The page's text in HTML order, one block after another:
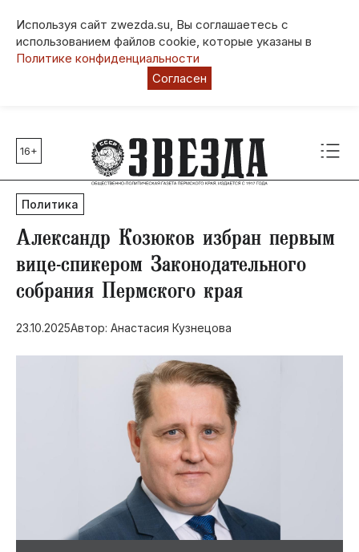
Используя сайт zwezda.su, Вы соглашаетесь с
использованием файлов cookie, которые указаны в
Политике конфиденциальности
Согласен
Главные темы
80 лет Победы
Молодежная столица РФ
СВО
Выборы в Пермском крае
Социальная поддержка
Инфраструктура
Благоустройство
16+
Политика
​Александр Козюков избран первым
вице-спикером Законодательного
собрания Пермского края
23.10.2025Автор: Анастасия Кузнецова